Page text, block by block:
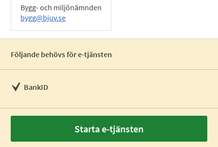
Bygg- och miljönämnden
bygg@bjuv.se
Följande behövs för e-tjänsten
BankID
Starta e-tjänsten